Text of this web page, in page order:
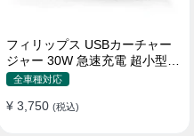
フィリップス USBカーチャー
ジャー 30W 急速充電 超小型設
計 おしゃれ シガーソケット
全車種対応
¥ 3,750 (税込)